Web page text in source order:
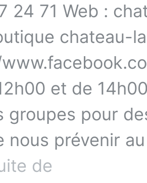
24 71 Web :
chateau-
et de
groupes pour
nous prévenir
de